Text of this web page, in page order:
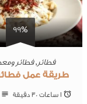
99%
فطائر ,فطائر
طريقة عمل فطائر
1 ساعات 30 ‎دقيقة